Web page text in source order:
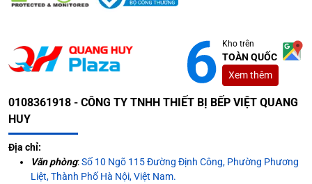
Kho trên
TOÀN QUỐC
Xem thêm
0108361918 - CÔNG TY TNHH THIẾT BỊ BẾP VIỆT QUANG
HUY
Địa chỉ:
Văn phòng:Số 10 Ngõ 115 Đường Định Công, Phường Phương
Liệt, Thành Phố Hà Nội, Việt Nam.